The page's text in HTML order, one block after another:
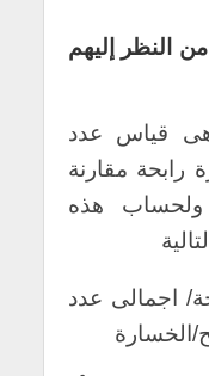
النظر إليهم
قياس عدد
رابحة مقارنة
ولحساب هذه
اجمالى عدد